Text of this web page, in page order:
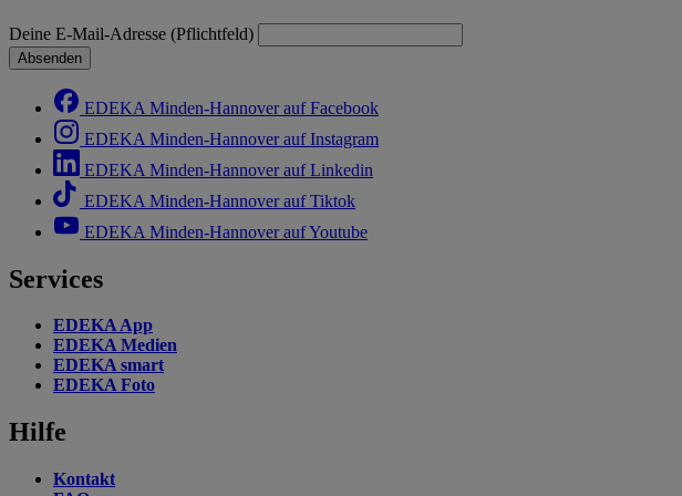
Deine E-Mail-Adresse (Pflichtfeld)
Absenden
EDEKA Minden-Hannover auf Facebook
EDEKA Minden-Hannover auf Instagram
EDEKA Minden-Hannover auf Linkedin
EDEKA Minden-Hannover auf Tiktok
EDEKA Minden-Hannover auf Youtube
Services
EDEKA App
EDEKA Medien
EDEKA smart
EDEKA Foto
Hilfe
Kontakt